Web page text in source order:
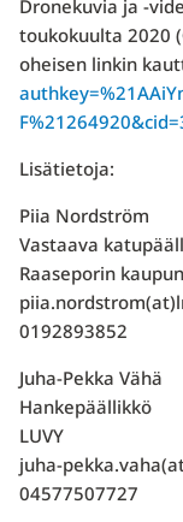
Dronekuvia ja -
toukokuulta 2020
oheisen linkin
Lisätietoja:
Piia Nordström
Vastaava
Raaseporin
0192893852
Juha-Pekka Vähä
Hankepäällikkö
LUVY
juha-
04577507727